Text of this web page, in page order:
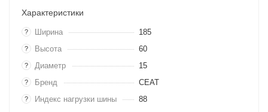
Характеристики
? Ширина 185
? Высота 60
? Диаметр 15
? Бренд CEAT
? Индекс нагрузки шины 88